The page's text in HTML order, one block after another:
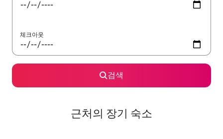
체크아웃
검색
근처의 장기 숙소